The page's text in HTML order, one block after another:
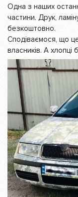
Одна з наших
частини. Друк,
безкоштовно.
Сподіваємося, що
власників. А хлопці